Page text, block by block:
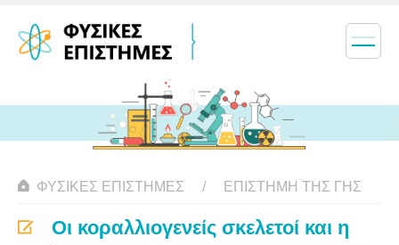
ΦΥΣΙΚΈΣ ΕΠΙΣΤΉΜΕΣ ΕΠΙΣΤΉΜΗ ΤΗΣ ΓΗΣ
Οι κοραλλιογενείς σκελετοί και η